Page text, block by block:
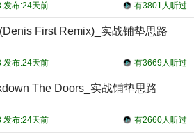
有3801人听过
发布:24天前
First Remix)_实战铺垫思路
有3669人听过
发布:24天前
The Doors_实战铺垫思路
有2660人听过
发布:24天前